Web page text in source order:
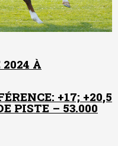
2024 À
+17; +20,5
PISTE – 53.000